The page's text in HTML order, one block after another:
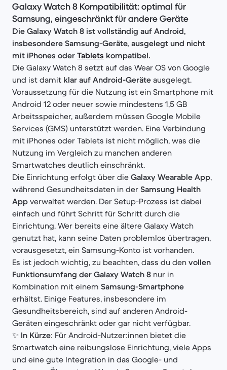
Galaxy Watch 8 Kompatibilität: optimal für
Samsung, eingeschränkt für andere Geräte
Die Galaxy Watch 8 ist vollständig auf Android,
insbesondere Samsung-Geräte, ausgelegt und nicht
mit iPhones oder Tablets kompatibel.
Die Galaxy Watch 8 setzt auf das Wear OS von Google
und ist damit klar auf Android-Geräte ausgelegt.
Voraussetzung für die Nutzung ist ein Smartphone mit
Android 12 oder neuer sowie mindestens 1,5 GB
Arbeitsspeicher, außerdem müssen Google Mobile
Services (GMS) unterstützt werden. Eine Verbindung
mit iPhones oder Tablets ist nicht möglich, was die
Nutzung im Vergleich zu manchen anderen
Smartwatches deutlich einschränkt.
Die Einrichtung erfolgt über die Galaxy Wearable App,
während Gesundheitsdaten in der Samsung Health
App verwaltet werden. Der Setup-Prozess ist dabei
einfach und führt Schritt für Schritt durch die
Einrichtung. Wer bereits eine ältere Galaxy Watch
genutzt hat, kann seine Daten problemlos übertragen,
vorausgesetzt, ein Samsung-Konto ist vorhanden.
Es ist jedoch wichtig, zu beachten, dass du den vollen
Funktionsumfang der Galaxy Watch 8 nur in
Kombination mit einem Samsung-Smartphone
erhältst. Einige Features, insbesondere im
Gesundheitsbereich, sind auf anderen Android-
Geräten eingeschränkt oder gar nicht verfügbar.
✨ In Kürze: Für Android-Nutzer:innen bietet die
Smartwatch eine reibungslose Einrichtung, viele Apps
und eine gute Integration in das Google- und